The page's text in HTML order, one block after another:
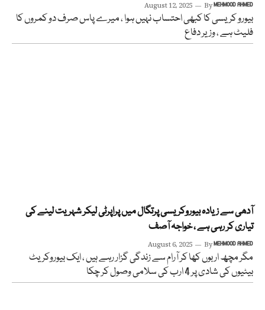
August 12, 2025 ByMEHMOOD AHMED
بیورو کریسی کا کبھی احتساب نہیں ہوا ، میرے پاس صرف دو کمروں کا
فلیٹ ہے ، وزیر دفاع
آدھی سے زیادہ بیوروکریسی پرتگال میں پراپرٹی لیکر شہریت لینے کی
تیاری کر رہی ہے ، خواجہ آصف
August 6, 2025 ByMEHMOOD AHMED
مگر مچھ اربوں کھا کر آرام سے زندگی گزار رہے ہیں ، ایک بیوروکریٹ
بیٹیوں کی شادی پر 4 ارب کی سلامی وصول کر چکا